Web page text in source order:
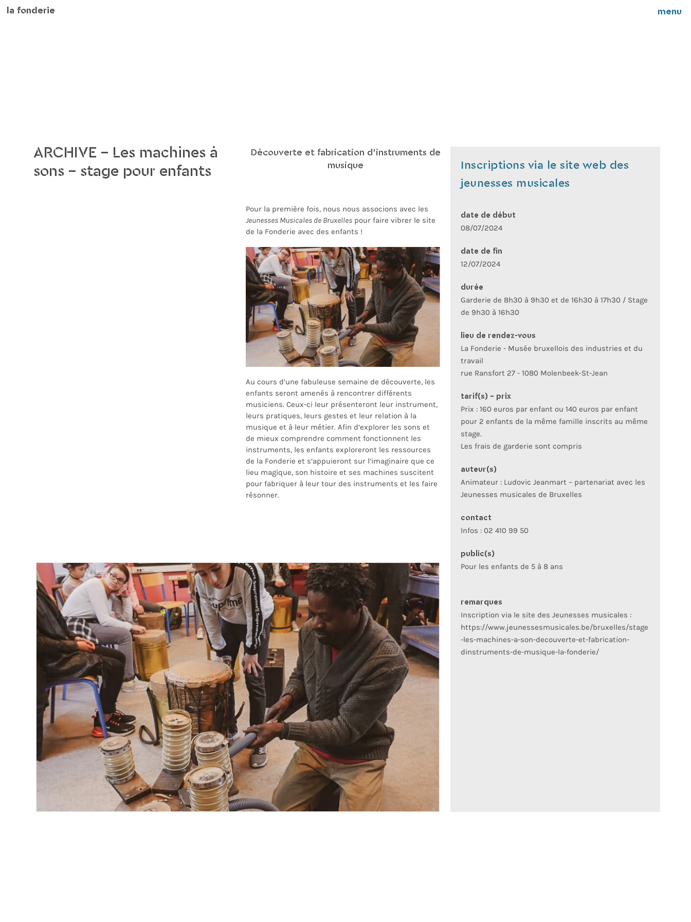
la fonderie menu
ARCHIVE – Les machines à
sons – stage pour enfants
Découverte et fabrication d'instruments de
musique
Pour la première fois, nous nous associons avec les
Jeunesses Musicales de Bruxelles pour faire vibrer le site
de la Fonderie avec des enfants !
Au cours d’une fabuleuse semaine de découverte, les
enfants seront amenés à rencontrer différents
musiciens. Ceux-ci leur présenteront leur instrument,
leurs pratiques, leurs gestes et leur relation à la
musique et à leur métier. Afin d’explorer les sons et
de mieux comprendre comment fonctionnent les
instruments, les enfants exploreront les ressources
de la Fonderie et s’appuieront sur l’imaginaire que ce
lieu magique, son histoire et ses machines suscitent
pour fabriquer à leur tour des instruments et les faire
résonner.
Inscriptions via le site web des
jeunesses musicales
date de début
08/07/2024
date de fin
12/07/2024
durée
Garderie de 8h30 à 9h30 et de 16h30 à 17h30 / Stage
de 9h30 à 16h30
lieu de rendez-vous
La Fonderie - Musée bruxellois des industries et du
travail
rue Ransfort 27 - 1080 Molenbeek-St-Jean
tarif(s) - prix
Prix : 160 euros par enfant ou 140 euros par enfant
pour 2 enfants de la même famille inscrits au même
stage.
Les frais de garderie sont compris
auteur(s)
Animateur : Ludovic Jeanmart – partenariat avec les
Jeunesses musicales de Bruxelles
contact
Infos : 02 410 99 50
public(s)
Pour les enfants de 5 à 8 ans
remarques
Inscription via le site des Jeunesses musicales :
https://www.jeunessesmusicales.be/bruxelles/stage
-les-machines-a-son-decouverte-et-fabrication-
dinstruments-de-musique-la-fonderie/